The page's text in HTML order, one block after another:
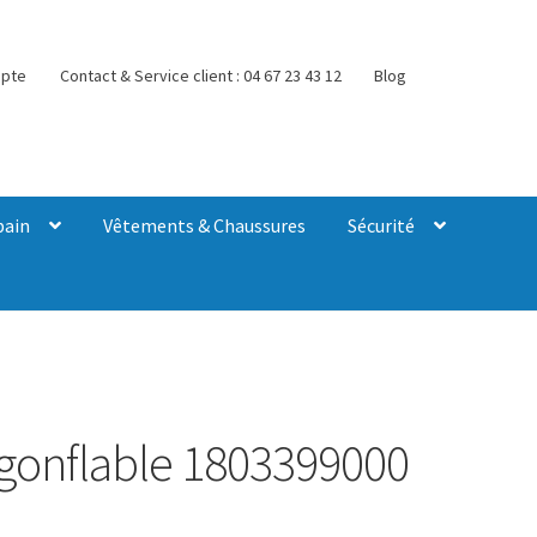
Contact & Service client : 04 67 23 43 12 Blog
Vêtements & Chaussures Sécurité
1803399000